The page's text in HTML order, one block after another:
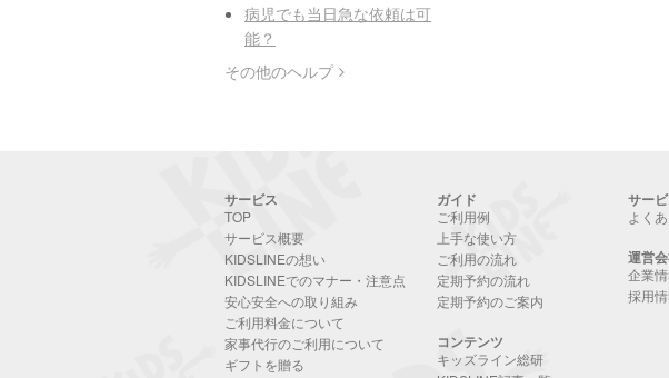
病児でも当日急な依頼は可
能？
その他のヘルプ
サービス
TOP
サービス概要
KIDSLINEの想い
KIDSLINEでのマナー・注意点
安心安全への取り組み
ご利用料金について
家事代行のご利用について
ギフトを贈る
ガイド
ご利用例
上手な使い方
ご利用の流れ
定期予約の流れ
定期予約のご案内
コンテンツ
キッズライン総研
サー
よく
運営
企業
採用